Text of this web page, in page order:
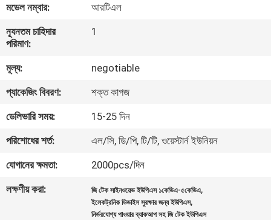
সম্বন্ধে
পরিদর্শন
গুণমান
নিয়ন্ত্রণ
আমাদের
সাথে
মডেল নম্বার:
আরটিএল
ন্যূনতম চাহিদার
পরিমাণ:
1
মূল্য:
negotiable
প্যাকেজিং বিবরণ:
শক্ত কাগজ
ডেলিভারি সময়:
15-25 দিন
পরিশোধের শর্ত:
এল/সি, ডি/পি, টি/টি, ওয়েস্টার্ন ইউনিয়ন
যোগানের ক্ষমতা:
2000pcs/দিন
লক্ষণীয় করা:
জি টেক সাইনওয়েভ ইউপিএস ১কেভিএ-৫কেভিএ,
ইলেকট্রনিক ডিভাইস সুরক্ষার জন্য ইউপিএস,
নির্ভরযোগ্য পাওয়ার ব্যাকআপ সহ জি টেক ইউপিএস